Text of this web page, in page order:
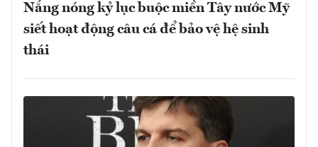
Nắng nóng kỷ lục buộc miền Tây nước Mỹ
siết hoạt động câu cá để bảo vệ hệ sinh
thái